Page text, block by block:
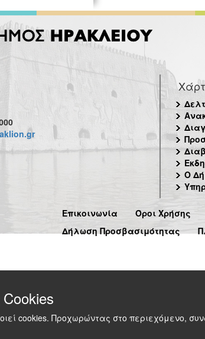
Ο
Επικοινωνία
Όροι Χρήσης
Δήλωση Προσβασιμότητας
cookies. Προχωρώντας στο περιεχόμενο,